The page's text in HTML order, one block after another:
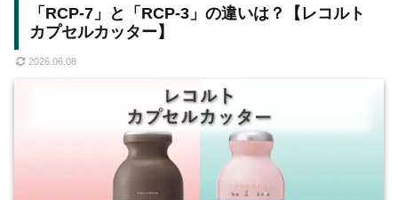
「RCP-7」と「RCP-3」の違いは？【レコルト
カプセルカッター】
2026.06.08